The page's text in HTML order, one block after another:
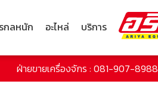
กลหนัก อะไหล่ บริการ
ฝ่ายขายเครื่องจักร : 081-907-8988